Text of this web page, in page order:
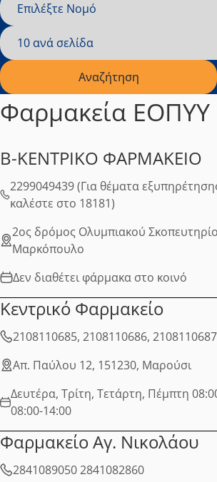
Επιλέξτε Νομό
Επιλέξτε Νομό
Εγγραφές ανά σελίδα
10 ανά σελίδα
Αναζήτηση
Φαρμακεία ΕΟΠΥΥ
Β-ΚΕΝΤΡΙΚΟ ΦΑΡΜΑΚΕΙΟ
2299049439 (Για θέματα
καλέστε στο 18181)
2ος δρόμος Ολυμπιακού
Μαρκόπουλο
Δεν διαθέτει φάρμακα στο κοινό
Κεντρικό Φαρμακείο
2108110685, 2108110686,
Απ. Παύλου 12, 151230, Μαρούσι
Δευτέρα, Τρίτη, Τετάρτη, Πέμπτη
08:00-14:00
Φαρμακείο Αγ. Νικολάου
2841089050 2841082860